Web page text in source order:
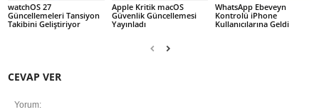
watchOS 27
Güncellemeleri Tansiyon
Takibini Geliştiriyor
Apple Kritik macOS
Güvenlik Güncellemesi
Yayınladı
WhatsApp Ebeveyn
Kontrolü iPhone
Kullanıcılarına Geldi
CEVAP VER